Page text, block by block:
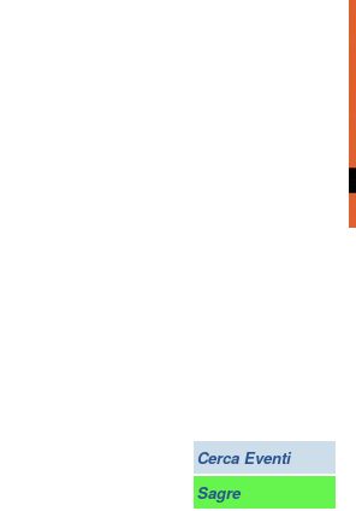
Cerca Eventi
Sagre